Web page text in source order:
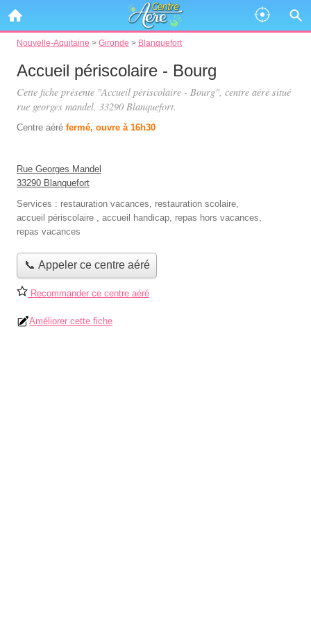
Nouvelle-Aquitaine > Gironde > Blanquefort
Accueil périscolaire - Bourg
Cette fiche présente "Accueil périscolaire - Bourg", centre aéré situé
rue georges mandel, 33290 Blanquefort.
Centre aéré fermé, ouvre à 16h30
Rue Georges Mandel
33290 Blanquefort
Services : restauration vacances, restauration scolaire,
accueil périscolaire , accueil handicap, repas hors vacances,
repas vacances
📞 Appeler ce centre aéré
Recommander ce centre aéré
Améliorer cette fiche